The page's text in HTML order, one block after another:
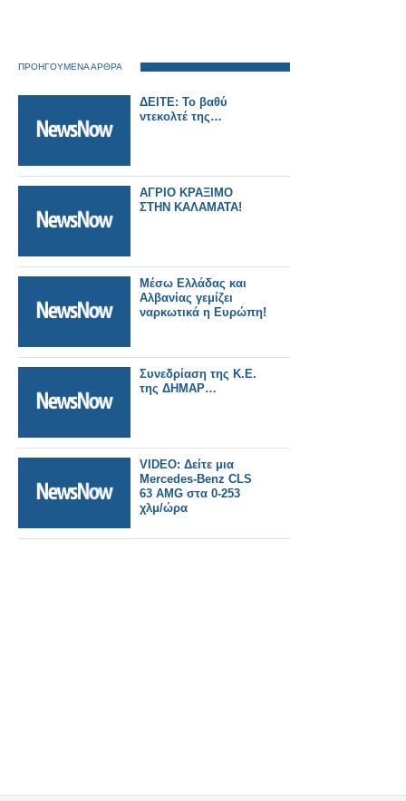
ΠΡΟΗΓΟΥΜΕΝΑ ΑΡΘΡΑ
ΔΕΙΤΕ: Το βαθύ
ντεκολτέ της…
ΑΓΡΙΟ ΚΡΑΞΙΜΟ
ΣΤΗΝ ΚΑΛΑΜΑΤΑ!
Μέσω Ελλάδας και
Αλβανίας γεμίζει
ναρκωτικά η Ευρώπη!
Συνεδρίαση της Κ.Ε.
της ΔΗΜΑΡ…
VIDEO: Δείτε μια
Mercedes-Benz CLS
63 AMG στα 0-253
χλμ/ώρα